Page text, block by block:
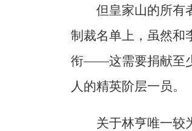
但皇家山的所有
制裁名单上，虽然和
衔——这需要捐献至
人的精英阶层一员。
关于林亨唯一较